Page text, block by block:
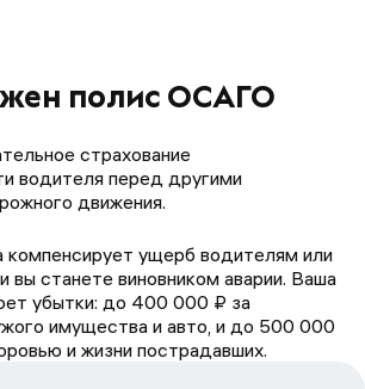
полис ОСАГО
страхование
водителя перед другими
движения.
компенсирует ущерб водителям или
вы станете виновником аварии. Ваша
убытки: до 400 000 ₽ за
имущества и авто, и до 500 000
и жизни пострадавших.